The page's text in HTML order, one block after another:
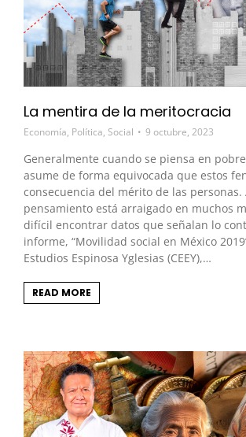
La mentira de la meritocracia
Economía, Política, Social 9 octubre, 2023
Generalmente cuando se piensa en
asume de forma equivocada que estos
consecuencia del mérito de las
pensamiento está arraigado en muchos
difícil encontrar datos que señalan lo
informe, “Movilidad social en México
Estudios Espinosa Yglesias (CEEY),…
READ MORE